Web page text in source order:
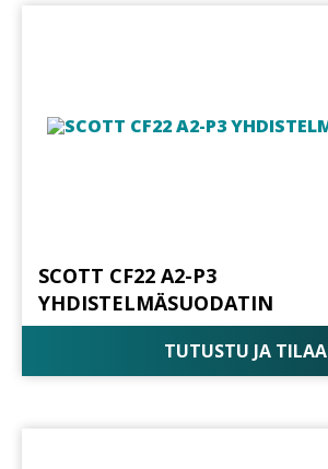
SCOTT CF22 A2-P3
YHDISTELMÄSUODATIN
TUTUSTU JA TILAA